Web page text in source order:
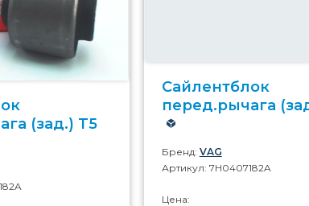
(зад.) T5
Сайлентблок
перед.рычага
Бренд: VAG
Артикул: 7H0407182A
Цена: